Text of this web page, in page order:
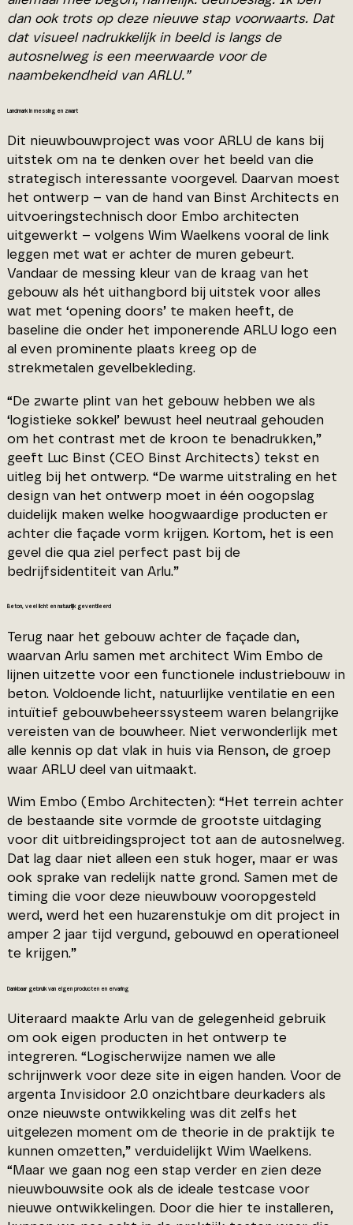
dan ook trots op deze nieuwe stap voorwaarts. Dat
dat visueel nadrukkelijk in beeld is langs de
autosnelweg is een meerwaarde voor de
naambekendheid van ARLU.”
Landmark in messing en zwart
Dit nieuwbouwproject was voor ARLU de kans bij
uitstek om na te denken over het beeld van die
strategisch interessante voorgevel. Daarvan moest
het ontwerp – van de hand van Binst Architects en
uitvoeringstechnisch door Embo architecten
uitgewerkt – volgens Wim Waelkens vooral de link
leggen met wat er achter de muren gebeurt.
Vandaar de messing kleur van de kraag van het
gebouw als hét uithangbord bij uitstek voor alles
wat met ‘opening doors’ te maken heeft, de
baseline die onder het imponerende ARLU logo een
al even prominente plaats kreeg op de
strekmetalen gevelbekleding.
“De zwarte plint van het gebouw hebben we als
‘logistieke sokkel’ bewust heel neutraal gehouden
om het contrast met de kroon te benadrukken,”
geeft Luc Binst (CEO Binst Architects) tekst en
uitleg bij het ontwerp. “De warme uitstraling en het
design van het ontwerp moet in één oogopslag
duidelijk maken welke hoogwaardige producten er
achter die façade vorm krijgen. Kortom, het is een
gevel die qua ziel perfect past bij de
bedrijfsidentiteit van Arlu.”
Beton, veel licht en natuurlijk geventileerd
Terug naar het gebouw achter de façade dan,
waarvan Arlu samen met architect Wim Embo de
lijnen uitzette voor een functionele industriebouw in
beton. Voldoende licht, natuurlijke ventilatie en een
intuïtief gebouwbeheerssysteem waren belangrijke
vereisten van de bouwheer. Niet verwonderlijk met
alle kennis op dat vlak in huis via Renson, de groep
waar ARLU deel van uitmaakt.
Wim Embo (Embo Architecten): “Het terrein achter
de bestaande site vormde de grootste uitdaging
voor dit uitbreidingsproject tot aan de autosnelweg.
Dat lag daar niet alleen een stuk hoger, maar er was
ook sprake van redelijk natte grond. Samen met de
timing die voor deze nieuwbouw vooropgesteld
werd, werd het een huzarenstukje om dit project in
amper 2 jaar tijd vergund, gebouwd en operationeel
te krijgen.”
Dankbaar gebruik van eigen producten en ervaring
Uiteraard maakte Arlu van de gelegenheid gebruik
om ook eigen producten in het ontwerp te
integreren. “Logischerwijze namen we alle
schrijnwerk voor deze site in eigen handen. Voor de
argenta Invisidoor 2.0 onzichtbare deurkaders als
onze nieuwste ontwikkeling was dit zelfs het
uitgelezen moment om de theorie in de praktijk te
kunnen omzetten,” verduidelijkt Wim Waelkens.
“Maar we gaan nog een stap verder en zien deze
nieuwbouwsite ook als de ideale testcase voor
nieuwe ontwikkelingen. Door die hier te installeren,